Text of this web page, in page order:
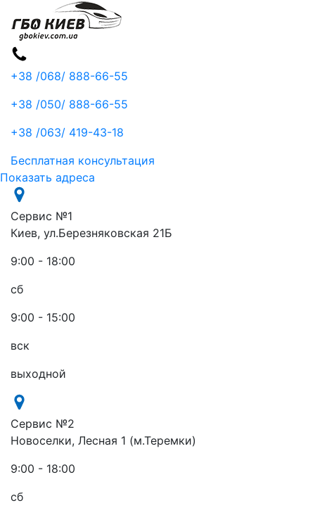
+38 /068/ 888-66-55
+38 /050/ 888-66-55
+38 /063/ 419-43-18
Бесплатная консультация
Показать адреса
Сервис №1
Киев, ул.Березняковская 21Б
9:00 - 18:00
сб
9:00 - 15:00
вск
выходной
Сервис №2
Новоселки, Лесная 1 (м.Теремки)
9:00 - 18:00
сб